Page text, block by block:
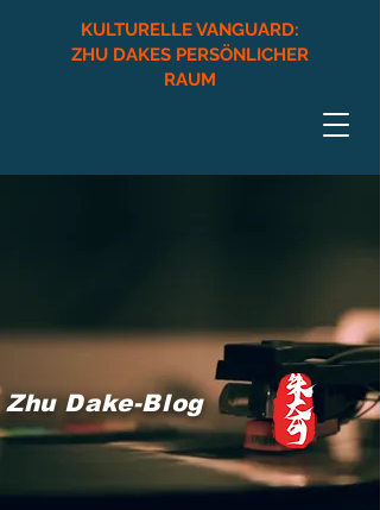
KULTURELLE VANGUARD:
ZHU DAKES PERSÖNLICHER
RAUM
​Zhu Dake-Blog